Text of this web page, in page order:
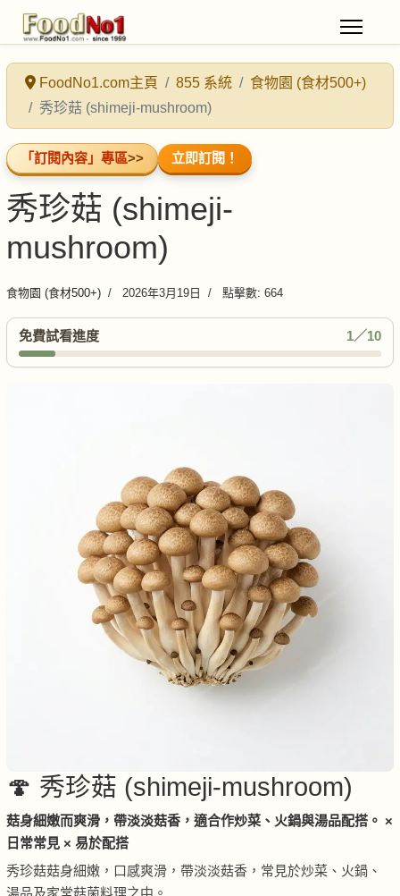
FoodNo1.com主頁 855 系統
食物園 (食材500+)
秀珍菇 (shimeji-mushroom)
「訂閱內容」專區>> 立即訂閱！
秀珍菇 (shimeji-
mushroom)
食物園 (食材500+) 2026年3月19日 點擊數: 664
免費試看進度 1／10
🍄 秀珍菇 (shimeji-mushroom)
菇身細嫩而爽滑，帶淡淡菇香，適合作炒菜、火鍋與湯品配搭。 ×
日常常見 × 易於配搭
秀珍菇菇身細嫩，口感爽滑，帶淡淡菇香，常見於炒菜、火鍋、
湯品及家常菇菌料理之中。